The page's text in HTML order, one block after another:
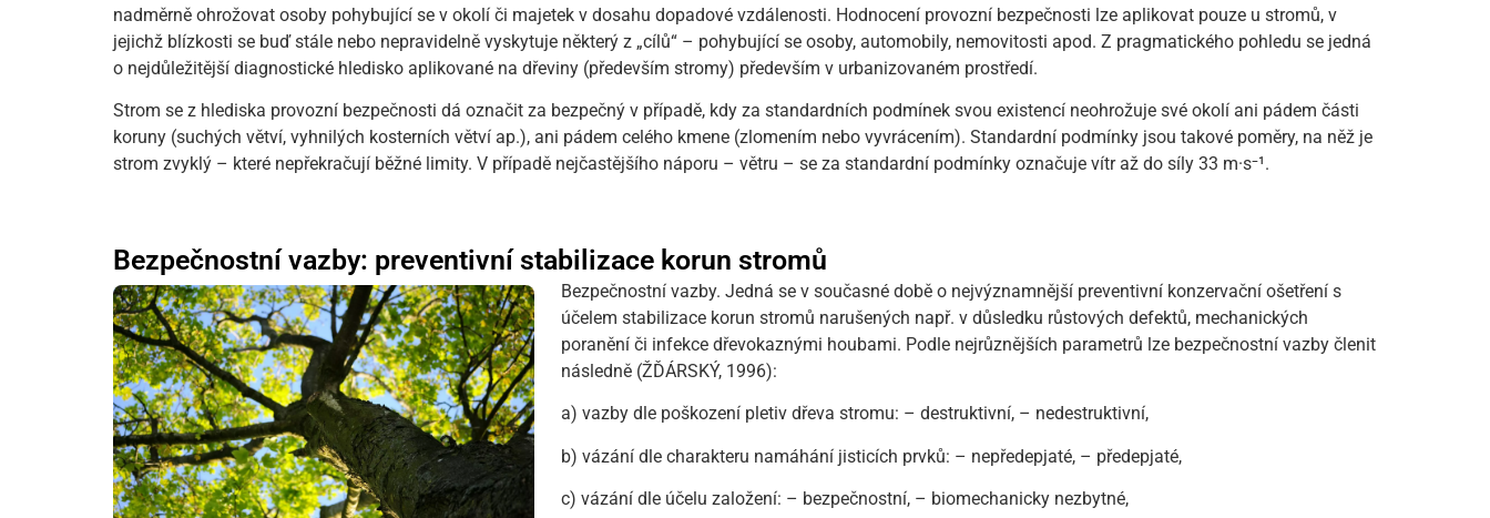
nadměrně ohrožovat osoby pohybující se v okolí či majetek v dosahu dopadové vzdálenosti. Hodnocení provozní bezpečnosti lze aplikovat pouze u stromů, v
jejichž blízkosti se buď stále nebo nepravidelně vyskytuje některý z „cílů“ – pohybující se osoby, automobily, nemovitosti apod. Z pragmatického pohledu se jedná
o nejdůležitější diagnostické hledisko aplikované na dřeviny (především stromy) především v urbanizovaném prostředí.
Strom se z hlediska provozní bezpečnosti dá označit za bezpečný v případě, kdy za standardních podmínek svou existencí neohrožuje své okolí ani pádem části
koruny (suchých větví, vyhnilých kosterních větví ap.), ani pádem celého kmene (zlomením nebo vyvrácením). Standardní podmínky jsou takové poměry, na něž je
strom zvyklý – které nepřekračují běžné limity. V případě nejčastějšího náporu – větru – se za standardní podmínky označuje vítr až do síly 33 m·s⁻¹.
Bezpečnostní vazby: preventivní stabilizace korun stromů
Bezpečnostní vazby. Jedná se v současné době o nejvýznamnější preventivní konzervační ošetření s
účelem stabilizace korun stromů narušených např. v důsledku růstových defektů, mechanických
poranění či infekce dřevokaznými houbami. Podle nejrůznějších parametrů lze bezpečnostní vazby členit
následně (ŽĎÁRSKÝ, 1996):
a) vazby dle poškození pletiv dřeva stromu: – destruktivní, – nedestruktivní,
b) vázání dle charakteru namáhání jisticích prvků: – nepředepjaté, – předepjaté,
c) vázání dle účelu založení: – bezpečnostní, – biomechanicky nezbytné,